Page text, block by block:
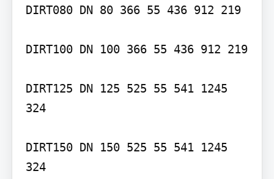
DIRT080 DN 80 366 55 436 912 219
DIRT100 DN 100 366 55 436 912 219
DIRT125 DN 125 525 55 541 1245
324
DIRT150 DN 150 525 55 541 1245
324